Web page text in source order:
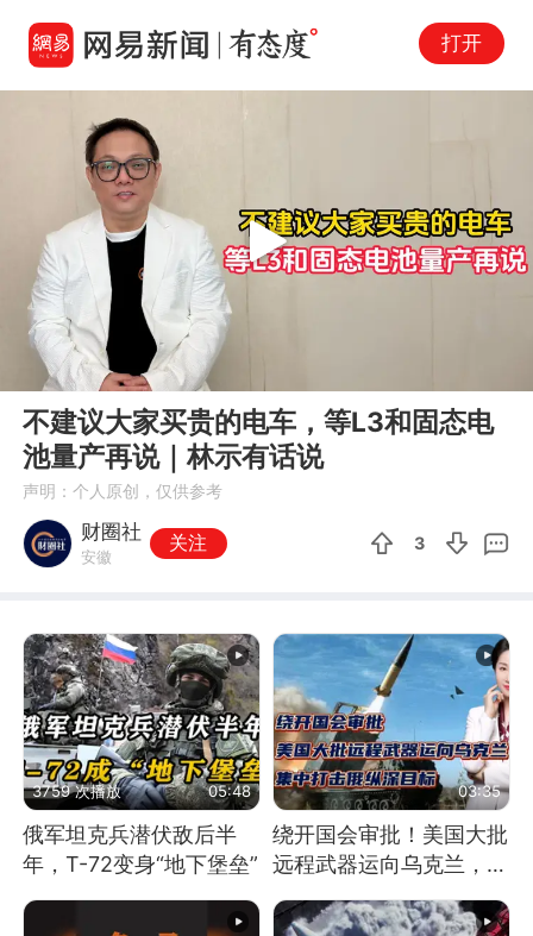
打开
00:00
Play
不建议大家买贵的电车，等L3和固态电
池量产再说｜林示有话说
声明：个人原创，仅供参考
财圈社
安徽
关注 3
3759 次播放 05:48
俄军坦克兵潜伏敌后半
年，T-72变身“地下堡垒”
03:35
绕开国会审批！美国大批
远程武器运向乌克兰，集